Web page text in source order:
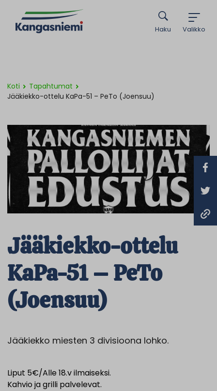
Valikko
Haku
Koti
Tapahtumat
Jääkiekko-ottelu KaPa-51 – PeTo (Joensuu)
Jääkiekko-ottelu
KaPa-51 – PeTo
(Joensuu)
Jääkiekko miesten 3 divisioona lohko.
Liput 5€/Alle 18.v ilmaiseksi.
Kahvio ja grilli palvelevat.